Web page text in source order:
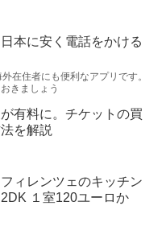
本に安く電話をかける
在住者にも便利なアプリです。
きましょう
有料に。チケットの買
を解説
ィレンツェのキッチン
１室120ユーロか